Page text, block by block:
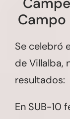
Campo
Se celebró
de Villalba,
resultados:
En SUB-10